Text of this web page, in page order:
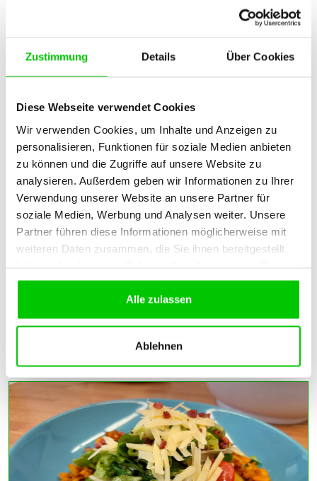
Zustimmung Details Über Cookies
Diese Webseite verwendet Cookies
Wir verwenden Cookies, um Inhalte und Anzeigen zu
personalisieren, Funktionen für soziale Medien anbieten
zu können und die Zugriffe auf unsere Website zu
analysieren. Außerdem geben wir Informationen zu Ihrer
Verwendung unserer Website an unsere Partner für
soziale Medien, Werbung und Analysen weiter. Unsere
Partner führen diese Informationen möglicherweise mit
weiteren Daten zusammen, die Sie ihnen bereitgestellt
gesammelt haben.
Alle zulassen
Ablehnen
Apfel-Spekulatius-Trifle
Pellkartoffeln und Quark mit Leinöl